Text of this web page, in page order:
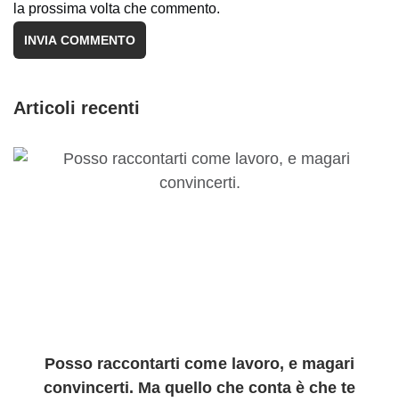
la prossima volta che commento.
Articoli recenti
Posso raccontarti come lavoro, e magari
convincerti. Ma quello che conta è che te